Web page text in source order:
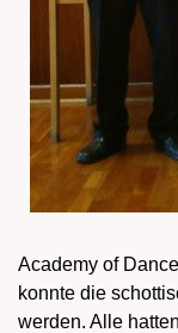
Academy of
konnte die
werden. Alle